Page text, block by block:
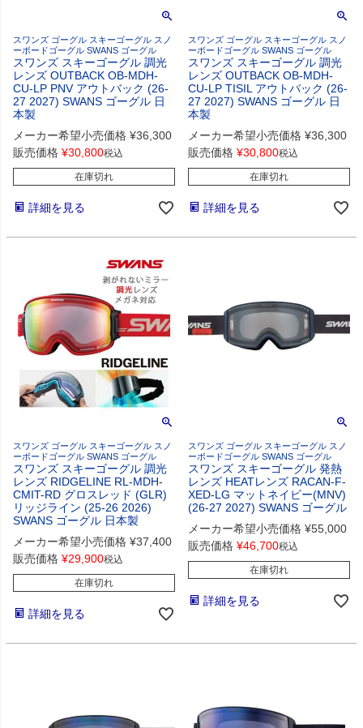
スワンズ ゴーグル スキーゴーグル スノ
ーボードゴーグル SWANS ゴーグル
スワンズ スキーゴーグル 調光
レンズ OUTBACK OB-MDH-
CU-LP PNV アウトバック (26-
27 2027) SWANS ゴーグル 日
本製
メーカー希望小売価格 ¥36,300
販売価格 ¥30,800税込
在庫切れ
詳細を見る
スワンズ ゴーグル スキーゴーグル スノ
ーボードゴーグル SWANS ゴーグル
スワンズ スキーゴーグル 調光
レンズ OUTBACK OB-MDH-
CU-LP TISIL アウトバック (26-
27 2027) SWANS ゴーグル 日
本製
メーカー希望小売価格 ¥36,300
販売価格 ¥30,800税込
在庫切れ
詳細を見る
スワンズ ゴーグル スキーゴーグル スノ
ーボードゴーグル SWANS ゴーグル
スワンズ スキーゴーグル 調光
レンズ RIDGELINE RL-MDH-
CMIT-RD グロスレッド (GLR)
リッジライン (25-26 2026)
SWANS ゴーグル 日本製
メーカー希望小売価格 ¥37,400
販売価格 ¥29,900税込
在庫切れ
詳細を見る
スワンズ ゴーグル スキーゴーグル スノ
ーボードゴーグル SWANS ゴーグル
スワンズ スキーゴーグル 発熱
レンズ HEATレンズ RACAN-F-
XED-LG マットネイビー(MNV)
(26-27 2027) SWANS ゴーグル
メーカー希望小売価格 ¥55,000
販売価格 ¥46,700税込
在庫切れ
詳細を見る